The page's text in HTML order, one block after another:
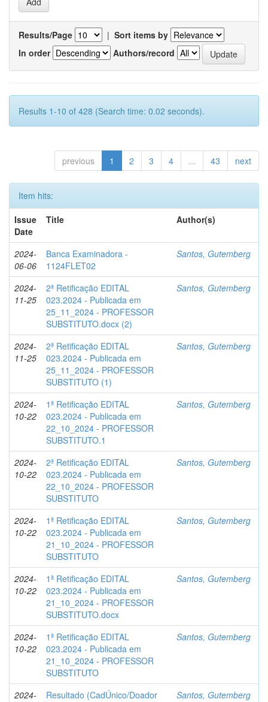
Results/Page | Sort items by
In order
Authors/record
Results 1-10 of 428 (Search time: 0.02 seconds).
previous 1 2 3 4 ... 43 next
Item hits:
Issue
Date
Title Author(s)
2024-
06-06
Banca Examinadora -
1124FLET02
Santos, Gutemberg
2024-
11-25
2ª Retificação EDITAL
023.2024 - Publicada em
25_11_2024 - PROFESSOR
SUBSTITUTO.docx (2)
Santos, Gutemberg
2024-
11-25
2ª Retificação EDITAL
023.2024 - Publicada em
25_11_2024 - PROFESSOR
SUBSTITUTO (1)
Santos, Gutemberg
2024-
10-22
1ª Retificação EDITAL
023.2024 - Publicada em
22_10_2024 - PROFESSOR
SUBSTITUTO.1
Santos, Gutemberg
2024-
10-22
2ª Retificação EDITAL
023.2024 - Publicada em
22_10_2024 - PROFESSOR
SUBSTITUTO
Santos, Gutemberg
2024-
10-22
1ª Retificação EDITAL
023.2024 - Publicada em
21_10_2024 - PROFESSOR
SUBSTITUTO
Santos, Gutemberg
2024-
10-22
1ª Retificação EDITAL
023.2024 - Publicada em
21_10_2024 - PROFESSOR
SUBSTITUTO.docx
Santos, Gutemberg
2024-
10-22
1ª Retificação EDITAL
023.2024 - Publicada em
21_10_2024 - PROFESSOR
SUBSTITUTO
Santos, Gutemberg
2024-
Resultado (CadÚnico/Doador
Santos, Gutemberg